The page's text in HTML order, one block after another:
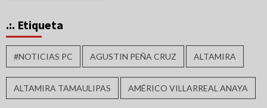
.:. Etiqueta
#NOTICIAS PC AGUSTIN PEÑA CRUZ ALTAMIRA
ALTAMIRA TAMAULIPAS AMÉRICO VILLARREAL ANAYA